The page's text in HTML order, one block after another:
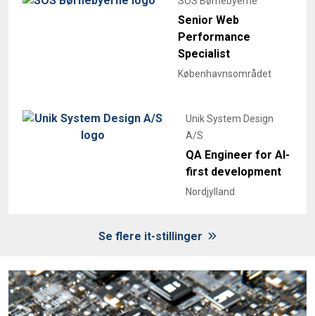
Senior Web
Performance
Specialist
Københavnsområdet
Unik System Design
A/S
QA Engineer for AI-
first development
Nordjylland
Se flere it-stillinger